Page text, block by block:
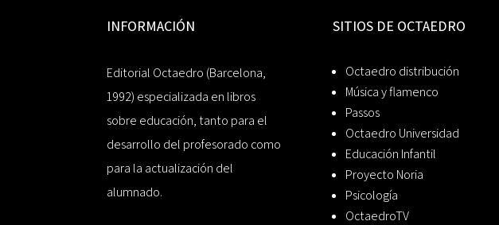
INFORMACIÓN
Editorial Octaedro (Barcelona,
1992) especializada en libros
sobre educación, tanto para el
desarrollo del profesorado como
para la actualización del
alumnado.
SITIOS DE OCTAEDRO
Octaedro distribución
Música y flamenco
Passos
Octaedro Universidad
Educación Infantil
Proyecto Noria
Psicología
OctaedroTV